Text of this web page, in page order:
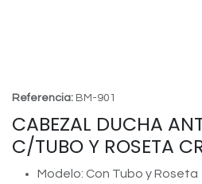
Referencia: BM-901
CABEZAL DUCHA
C/TUBO Y ROSETA
Modelo: Con Tubo y Roseta